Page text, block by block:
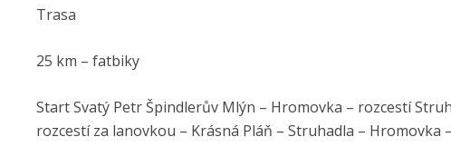
Trasa
25 km – fatbiky
Start Svatý Petr Špindlerův Mlýn – Hromovka – rozcestí
rozcestí za lanovkou – Krásná Pláň – Struhadla – Hromovka